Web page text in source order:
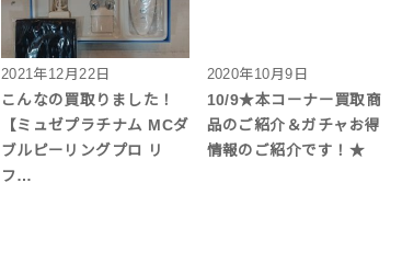
2021年12月22日
こんなの買取りました！
【ミュゼプラチナム MCダ
ブルピーリングプロ リ
フ…
2020年10月9日
10/9★本コーナー買取商
品のご紹介＆ガチャお得
情報のご紹介です！★